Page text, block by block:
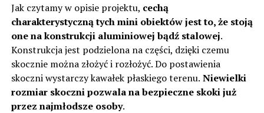
Jak czytamy w opisie projektu, cechą
charakterystyczną tych mini obiektów jest to, że stoją
one na konstrukcji aluminiowej bądź stalowej.
Konstrukcja jest podzielona na części, dzięki czemu
skocznie można złożyć i rozłożyć. Do postawienia
skoczni wystarczy kawałek płaskiego terenu. Niewielki
rozmiar skoczni pozwala na bezpieczne skoki już
przez najmłodsze osoby.